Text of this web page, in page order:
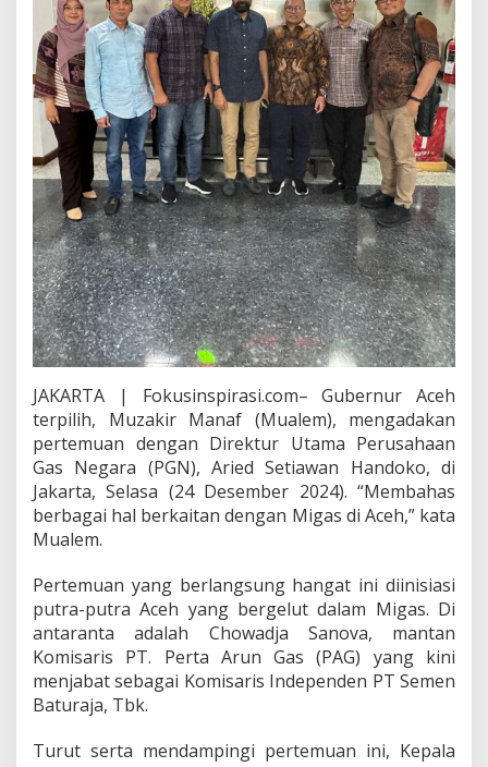
a
s
T
e
m
u
a
n
M
i
g
a
s
B
l
o
k
A
n
a
m
a
n
S
e
l
a
n
JAKARTA | Fokusinspirasi.com– Gubernur Aceh
terpilih, Muzakir Manaf (Mualem), mengadakan
pertemuan dengan Direktur Utama Perusahaan
Gas Negara (PGN), Aried Setiawan Handoko, di
Jakarta, Selasa (24 Desember 2024). “Membahas
berbagai hal berkaitan dengan Migas di Aceh,” kata
Mualem.
Pertemuan yang berlangsung hangat ini diinisiasi
putra-putra Aceh yang bergelut dalam Migas. Di
antaranta adalah Chowadja Sanova, mantan
Komisaris PT. Perta Arun Gas (PAG) yang kini
menjabat sebagai Komisaris Independen PT Semen
Baturaja, Tbk.
Turut serta mendampingi pertemuan ini, Kepala